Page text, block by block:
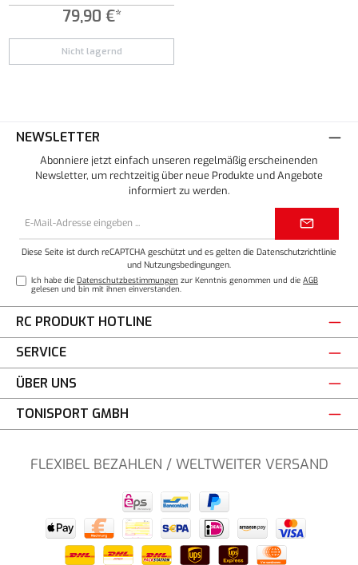
79,90 €*
Nicht lagernd
NEWSLETTER
Abonniere jetzt einfach unseren regelmäßig erscheinenden
Newsletter, um rechtzeitig über neue Produkte und Angebote
informiert zu werden.
Diese Seite ist durch reCAPTCHA geschützt und es gelten die Datenschutzrichtlinie
und Nutzungsbedingungen
Ich habe dieDatenschutzbestimmungen zur Kenntnis genommen und dieAGB
gelesen und bin mit ihnen einverstanden.
RC PRODUKT HOTLINE
SERVICE
ÜBER UNS
TONISPORT GMBH
FLEXIBEL BEZAHLEN / WELTWEITER VERSAND